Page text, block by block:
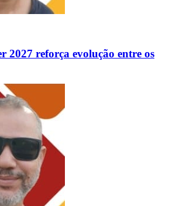
2027 reforça evolução entre os